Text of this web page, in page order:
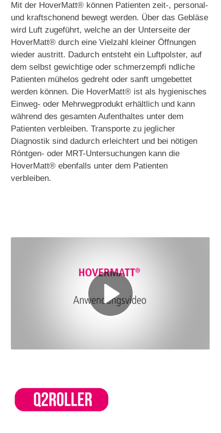
Mit der HoverMatt® können Patienten zeit-, personal-
und kraftschonend bewegt werden. Über das Gebläse
wird Luft zugeführt, welche an der Unterseite der
HoverMatt® durch eine Vielzahl kleiner Öffnungen
wieder austritt. Dadurch entsteht ein Luftpolster, auf
dem selbst gewichtige oder schmerzempfi ndliche
Patienten mühelos gedreht oder sanft umgebettet
werden können. Die HoverMatt® ist als hygienisches
Einweg- oder Mehrwegprodukt erhältlich und kann
während des gesamten Aufenthaltes unter dem
Patienten verbleiben. Transporte zu jeglicher
Diagnostik sind dadurch erleichtert und bei nötigen
Röntgen- oder MRT-Untersuchungen kann die
HoverMatt® ebenfalls unter dem Patienten
verbleiben.